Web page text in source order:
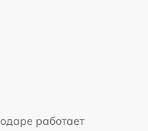
работает